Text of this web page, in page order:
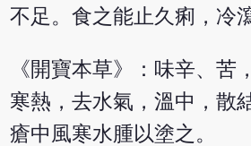
不足。食之能止久痢，冷
《開寶本草》：味辛、苦
寒熱，去水氣，溫中，散
瘡中風寒水腫以塗之。